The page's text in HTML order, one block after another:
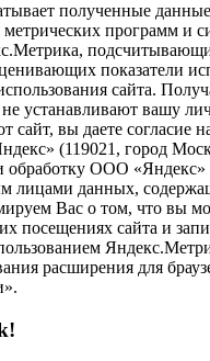
полученные
программ и
показатели
сайта.
устанавливают вашу
сайт, вы даете согласие
(119021, город
обработку ООО «Яндекс»
лицами данных,
Вас о том, что вы
посещениях сайта и
расширения для